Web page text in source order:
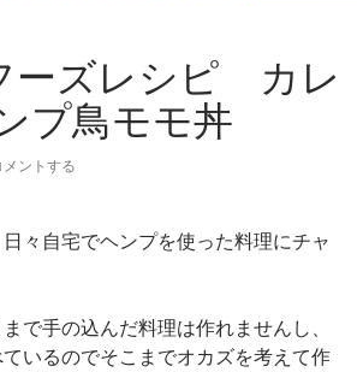
ーズレシピ カレ
プ鳥モモ丼
メントする
々自宅でヘンプを使った料理にチャ
で手の込んだ料理は作れませんし、
いるのでそこまでオカズを考えて作